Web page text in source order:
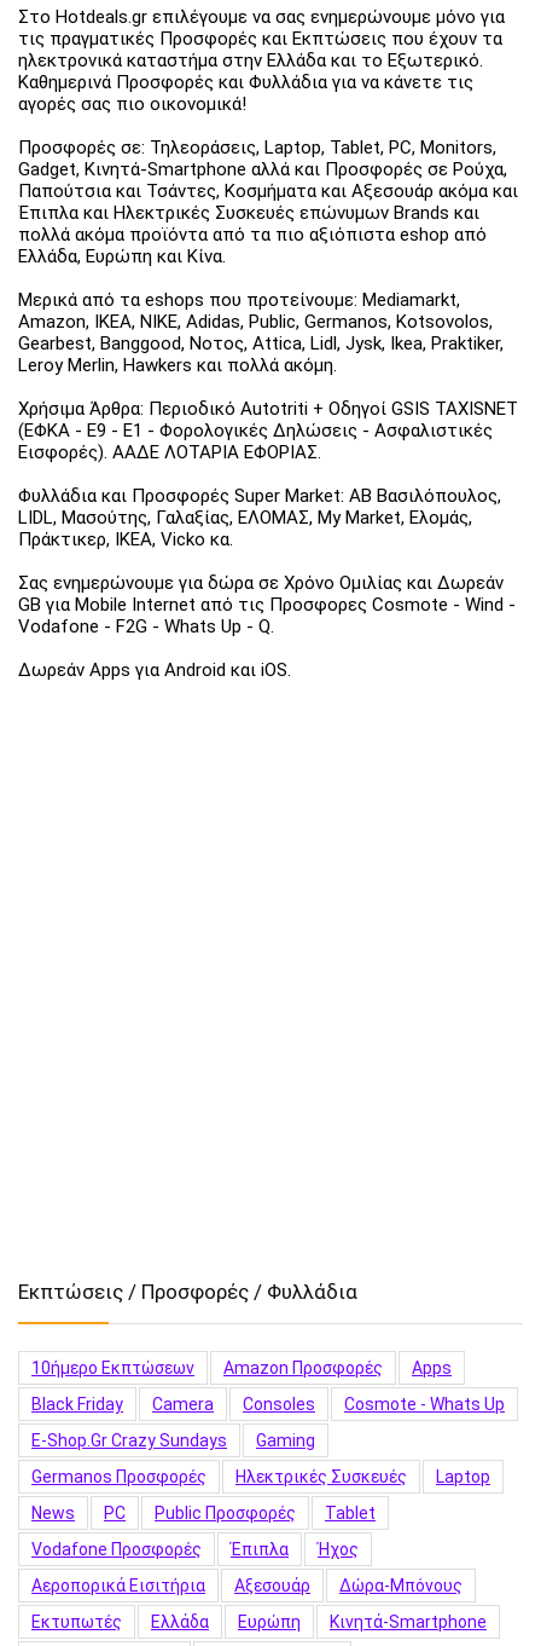
Στο Hotdeals.gr επιλέγουμε να σας ενημερώνουμε μόνο για
τις πραγματικές Προσφορές και Εκπτώσεις που έχουν τα
ηλεκτρονικά καταστήμα στην Ελλάδα και το Εξωτερικό.
Καθημερινά Προσφορές και Φυλλάδια για να κάνετε τις
αγορές σας πιο οικονομικά!
Προσφορές σε: Τηλεοράσεις, Laptop, Tablet, PC, Monitors,
Gadget, Κινητά-Smartphone αλλά και Προσφορές σε Ρούχα,
Παπούτσια και Τσάντες, Κοσμήματα και Αξεσουάρ ακόμα και
Έπιπλα και Ηλεκτρικές Συσκευές επώνυμων Brands και
πολλά ακόμα προϊόντα από τα πιο αξιόπιστα eshop από
Ελλάδα, Ευρώπη και Κίνα.
Μερικά από τα eshops που προτείνουμε: Mediamarkt,
Amazon, IKEA, NIKE, Adidas, Public, Germanos, Kotsovolos,
Gearbest, Banggood, Νοτος, Attica, Lidl, Jysk, Ikea, Praktiker,
Leroy Merlin, Hawkers και πολλά ακόμη.
Χρήσιμα Άρθρα: Περιοδικό Autotriti + Οδηγοί GSIS TAXISNET
(ΕΦΚΑ - Ε9 - Ε1 - Φορολογικές Δηλώσεις - Ασφαλιστικές
Εισφορές). ΑΑΔΕ ΛΟΤΑΡΙΑ ΕΦΟΡΙΑΣ.
Φυλλάδια και Προσφορές Super Market: ΑΒ Βασιλόπουλος,
LIDL, Μασούτης, Γαλαξίας, ΕΛΟΜΑΣ, My Market, Ελομάς,
Πράκτικερ, ΙΚΕΑ, Vicko κα.
Σας ενημερώνουμε για δώρα σε Χρόνο Ομιλίας και Δωρεάν
GB για Mobile Internet από τις Προσφορες Cosmote - Wind -
Vodafone - F2G - Whats Up - Q.
Δωρεάν Apps για Android και iOS.
Εκπτώσεις / Προσφορές / Φυλλάδια
10ήμερο Εκπτώσεων Amazon Προσφορές
Apps
Black Friday
Camera Consoles
Cosmote - Whats Up
E-Shop.gr Crazy Sundays
Gaming
Germanos Προσφορές
Hλεκτρικές Συσκευές
Laptop
News
PC Public Προσφορές
Tablet
Vodafone Προσφορές
Έπιπλα
Ήχος
Αεροπορικά Εισιτήρια
Αξεσουάρ
Δώρα-Μπόνους
Εκτυπωτές
Ελλάδα Ευρώπη
Κινητά-Smartphone